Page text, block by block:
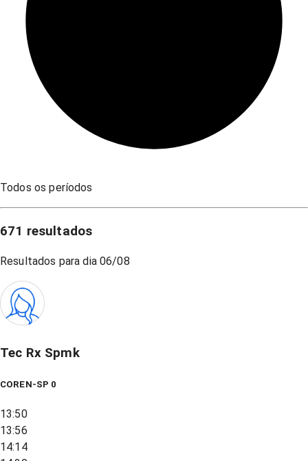
Todos os períodos
671 resultados
Resultados para dia 06/08
Tec Rx Spmk
COREN-SP 0
13:50
13:56
14:14